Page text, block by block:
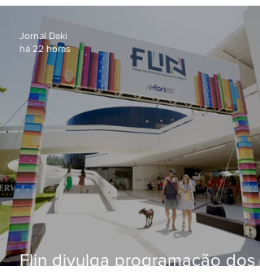
apreensão na população
Flin divulga programação dos
Jornal Daki
há 22 horas